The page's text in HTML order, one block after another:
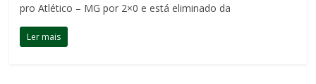
pro Atlético – MG por 2×0 e está eliminado da
Ler mais